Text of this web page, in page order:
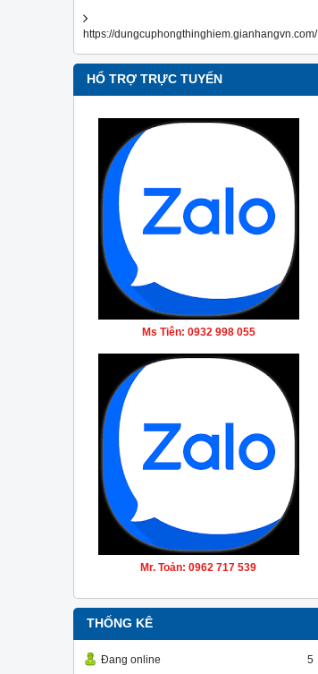
https://dungcuphongthinghiem.gianhangvn.com/
HỔ TRỢ TRỰC TUYẾN
Ms Tiên: 0932 998 055
Mr. Toản: 0962 717 539
THỐNG KÊ
Đang online
5